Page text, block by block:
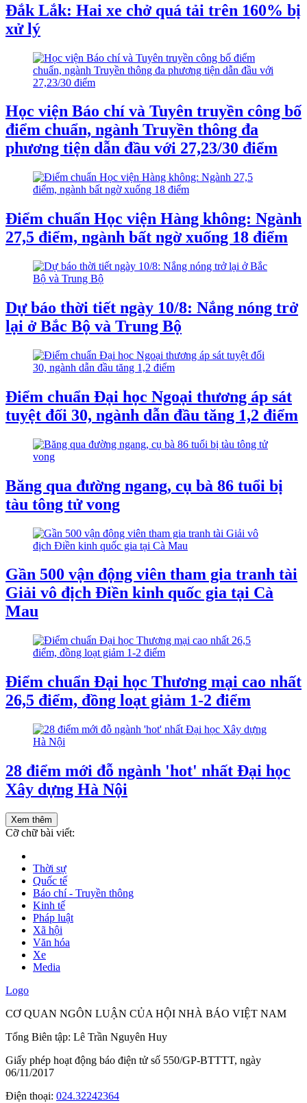
Đắk Lắk: Hai xe chở quá tải trên 160% bị
xử lý
Học viện Báo chí và Tuyên truyền công bố
điểm chuẩn, ngành Truyền thông đa
phương tiện dẫn đầu với 27,23/30 điểm
Điểm chuẩn Học viện Hàng không: Ngành
27,5 điểm, ngành bất ngờ xuống 18 điểm
Dự báo thời tiết ngày 10/8: Nắng nóng trở
lại ở Bắc Bộ và Trung Bộ
Điểm chuẩn Đại học Ngoại thương áp sát
tuyệt đối 30, ngành dẫn đầu tăng 1,2 điểm
Băng qua đường ngang, cụ bà 86 tuổi bị
tàu tông tử vong
Gần 500 vận động viên tham gia tranh tài
Giải vô địch Điền kinh quốc gia tại Cà
Mau
Điểm chuẩn Đại học Thương mại cao nhất
26,5 điểm, đồng loạt giảm 1-2 điểm
28 điểm mới đỗ ngành 'hot' nhất Đại học
Xây dựng Hà Nội
Xem thêm
Cỡ chữ bài viết:
Thời sự
Quốc tế
Báo chí - Truyền thông
Kinh tế
Pháp luật
Xã hội
Văn hóa
Xe
Media
Logo
CƠ QUAN NGÔN LUẬN CỦA HỘI NHÀ BÁO VIỆT NAM
Tổng Biên tập: Lê Trần Nguyên Huy
Giấy phép hoạt động báo điện tử số 550/GP-BTTTT, ngày
06/11/2017
Điện thoại: 024.32242364